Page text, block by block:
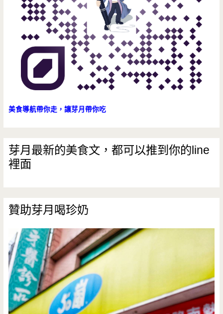
美食導航帶你走，讓芽月帶你吃
芽月最新的美食文，都可以推到你的line
裡面
贊助芽月喝珍奶